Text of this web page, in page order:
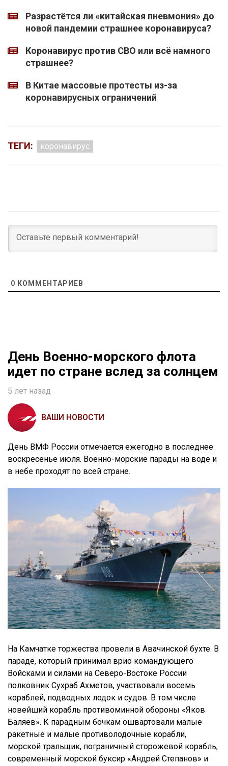
Разрастётся ли «китайская пневмония» до
новой пандемии страшнее коронавируса?
Коронавирус против СВО или всё намного
страшнее?
В Китае массовые протесты из-за
коронавирусных ограничений
ТЕГИ: коронавирус
0 КОММЕНТАРИЕВ
День Военно-морского флота
идет по стране вслед за солнцем
5 лет назад
ВАШИ НОВОСТИ
День ВМФ России отмечается ежегодно в последнее
воскресенье июля. Военно-морские парады на воде и
в небе проходят по всей стране.
На Камчатке торжества провели в Авачинской бухте. В
параде, который принимал врио командующего
Войсками и силами на Северо-Востоке России
полковник Сухраб Ахметов, участвовали восемь
кораблей, подводных лодок и судов. В том числе
новейший корабль противоминной обороны «Яков
Баляев». К парадным бочкам ошвартовали малые
ракетные и малые противолодочные корабли,
морской тральщик, пограничный сторожевой корабль,
современный морской буксир «Андрей Степанов» и